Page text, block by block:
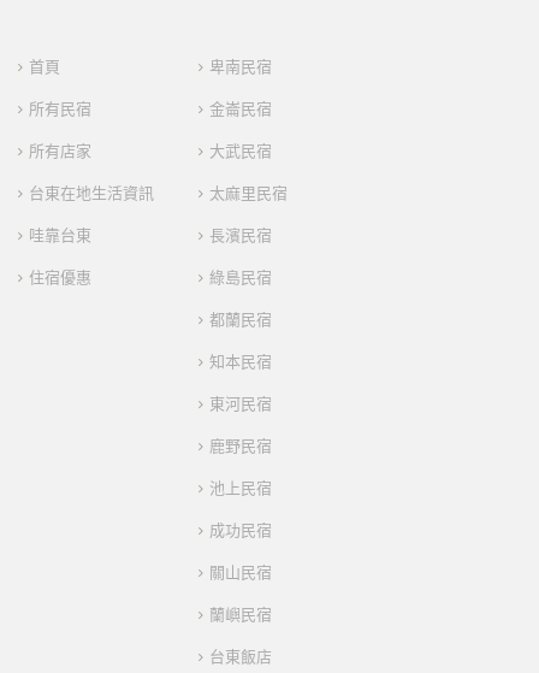
首頁
所有民宿
所有店家
台東在地生活資訊
哇靠台東
住宿優惠
卑南民宿
金崙民宿
大武民宿
太麻里民宿
長濱民宿
綠島民宿
都蘭民宿
知本民宿
東河民宿
鹿野民宿
池上民宿
成功民宿
關山民宿
蘭嶼民宿
台東飯店